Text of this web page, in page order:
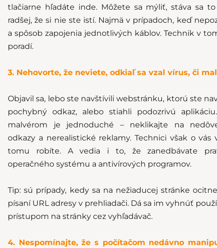
tlačiarne hľadáte inde. Môžete sa mýliť, stáva sa
radšej, že si nie ste istí. Najmä v prípadoch, keď
a spôsob zapojenia jednotlivých káblov. Technik v
poradí.
3. Nehovorte, že neviete, odkiaľ sa vzal vírus, či
Objavil sa, lebo ste navštívili webstránku, ktorú ste
pochybný odkaz, alebo stiahli podozrivú
malvérom je jednoduché – neklikajte na
odkazy a nerealistické reklamy. Technici však o vás
tomu robíte. A vedia i to, že zanedbávate
operačného systému a antivírových programov.
Tip: sú prípady, kedy sa na nežiaducej stránke
písaní URL adresy v prehliadači. Dá sa im vyhnúť
prístupom na stránky cez vyhľadávač.
4. Nespomínajte, že s počítačom nedávno